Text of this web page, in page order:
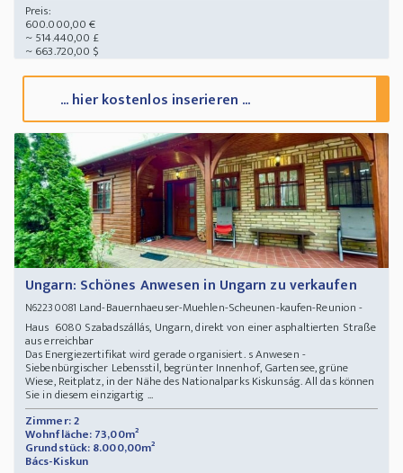
Preis:
600.000,00 €
~ 514.440,00 £
~ 663.720,00 $
... hier kostenlos inserieren ...
Ungarn: Schönes Anwesen in Ungarn zu verkaufen
N62230081 Land-Bauernhaeuser-Muehlen-Scheunen-kaufen-Reunion -
Haus 6080 Szabadszállás, Ungarn, direkt von einer asphaltierten Straße
aus erreichbar
Das Energiezertifikat wird gerade organisiert. s Anwesen -
Siebenbürgischer Lebensstil, begrünter Innenhof, Gartensee, grüne
Wiese, Reitplatz, in der Nähe des Nationalparks Kiskunság. All das können
Sie in diesem einzigartig ...
Zimmer: 2
Wohnfläche: 73,00m²
Grundstück: 8.000,00m²
Bács-Kiskun